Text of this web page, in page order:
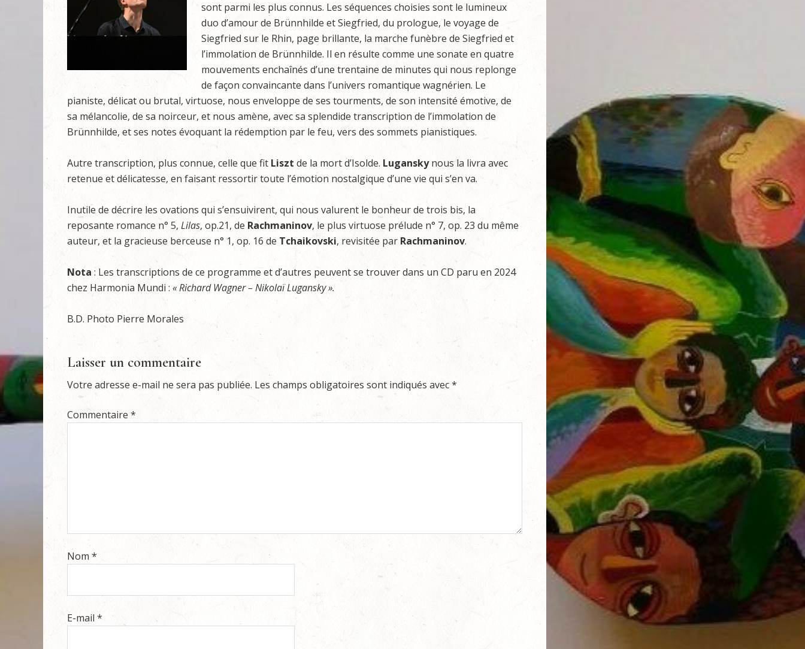
sont parmi les plus connus. Les séquences choisies sont le lumineux
duo d’amour de Brünnhilde et Siegfried, du prologue, le voyage de
Siegfried sur le Rhin, page brillante, la marche funèbre de Siegfried et
l’immolation de Brünnhilde. Il en résulte comme une sonate en quatre
mouvements enchaînés d’une trentaine de minutes qui nous replonge
de façon convaincante dans l’univers romantique wagnérien. Le
pianiste, délicat ou brutal, virtuose, nous enveloppe de ses tourments, de son intensité émotive, de
sa mélancolie, de sa noirceur, et nous amène, avec sa splendide transcription de l’immolation de
Brünnhilde, et ses notes évoquant la rédemption par le feu, vers des sommets pianistiques.
Autre transcription, plus connue, celle que fit Liszt de la mort d’Isolde. Luganskynous la livra avec
retenue et délicatesse, en faisant ressortir toute l’émotion nostalgique d’une vie qui s’en va.
Inutile de décrire les ovations qui s’ensuivirent, qui nous valurent le bonheur de trois bis, la
reposante romance n° 5, Lilas, op.21, de Rachmaninov, le plus virtuose prélude n° 7, op. 23 du même
auteur, et la gracieuse berceuse n° 1, op. 16 de Tchaikovski, revisitée par Rachmaninov.
Nota : Les transcriptions de ce programme et d’autres peuvent se trouver dans un CD paru en 2024
chez Harmonia Mundi : « Richard Wagner – Nikolaï Lugansky ».
B.D. Photo Pierre Morales
Laisser un commentaire
Votre adresse e-mail ne sera pas publiée. Les champs obligatoires sont indiqués avec*
Commentaire *
Nom *
E-mail *